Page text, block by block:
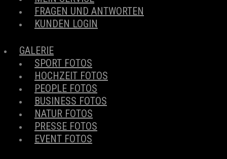
FRAGEN UND ANTWORTEN
KUNDEN LOGIN
GALERIE
SPORT FOTOS
HOCHZEIT FOTOS
PEOPLE FOTOS
BUSINESS FOTOS
NATUR FOTOS
PRESSE FOTOS
EVENT FOTOS